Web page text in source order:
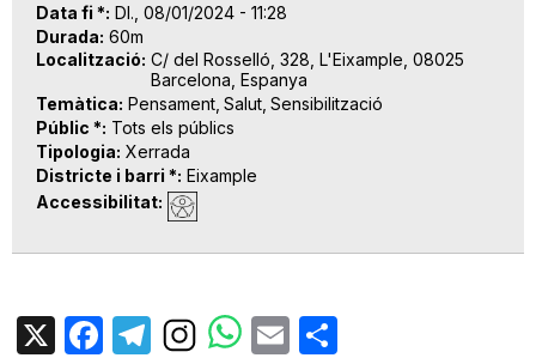
Data fi * Dl., 08/01/2024 - 11:28
Durada 60m
Localització C/ del Rosselló, 328, L'Eixample, 08025
Barcelona, Espanya
Temàtica Pensament Salut Sensibilització
Públic * Tots els públics
Tipologia Xerrada
Districte i barri * Eixample
Accessibilitat
X Facebook
TelegramEmail